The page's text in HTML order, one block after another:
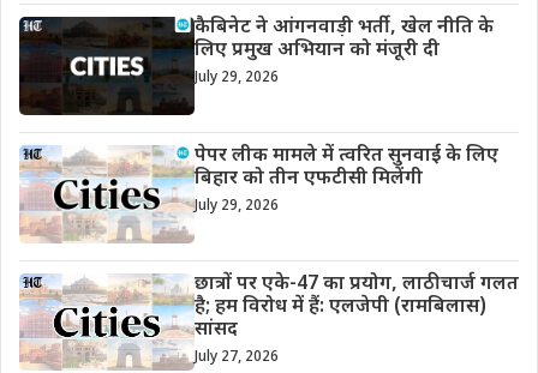
कैबिनेट ने आंगनवाड़ी भर्ती, खेल नीति के
लिए प्रमुख अभियान को मंजूरी दी
July 29, 2026
पेपर लीक मामले में त्वरित सुनवाई के लिए
बिहार को तीन एफटीसी मिलेंगी
July 29, 2026
छात्रों पर एके-47 का प्रयोग, लाठीचार्ज गलत
है; हम विरोध में हैं: एलजेपी (रामबिलास)
सांसद
July 27, 2026